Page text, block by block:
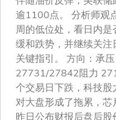
逾1100点。 分析师观
周的低位处，看日内
缓和跌势，并继续关注
关键指引。 方向：承
27731/27842阻力
个交易日下跌，科技
对大盘形成了拖累，
昨日公布财报后盘后